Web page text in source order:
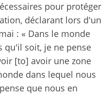
pour protéger
déclarant lors d'un
: « Dans le monde
qu'il soit, je ne pense
[to] avoir une zone
dans lequel nous
que nous en